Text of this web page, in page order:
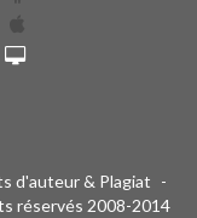
d'auteur & Plagiat -
réservés 2008-2014